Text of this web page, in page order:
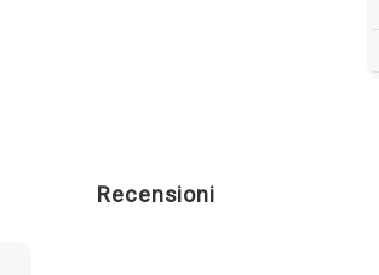
Recensioni